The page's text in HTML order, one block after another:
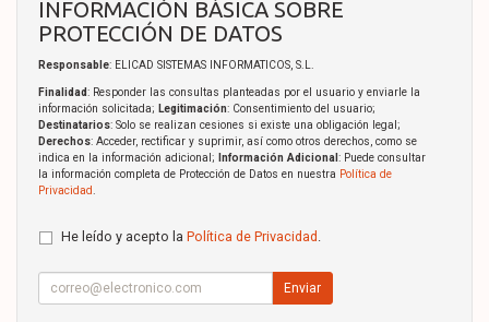
INFORMACIÓN BÁSICA SOBRE
PROTECCIÓN DE DATOS
Responsable: ELICAD SISTEMAS INFORMATICOS, S.L.
Finalidad: Responder las consultas planteadas por el usuario y enviarle la
información solicitada; Legitimación: Consentimiento del usuario;
Destinatarios: Solo se realizan cesiones si existe una obligación legal;
Derechos: Acceder, rectificar y suprimir, así como otros derechos, como se
indica en la información adicional;
Información Adicional : Puede consultar
la información completa de Protección de Datos en nuestra Política de
Privacidad
He leído y acepto la Política de Privacidad
Enviar